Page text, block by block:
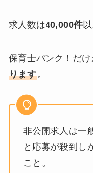
求人数は40,000件以
保育士バンク！だけ
ります。
非公開求人は一
と応募が殺到し
こと。